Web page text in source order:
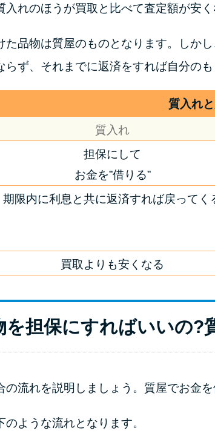
入れのほうが買取と比べて査定額が安く
た品物は質屋のものとなります。しか
らず、それまでに返済をすれば自分のも
質入れ
質入れ
担保にして
お金を”借りる”
期限内に利息と共に返済すれば戻ってく
買取よりも安くなる
を担保にすればいいの?
の流れを説明しましょう。質屋でお金
ような流れとなります。